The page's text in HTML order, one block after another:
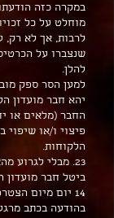
במקרה כזה
מוחלט על כל
לרבות, אך לא רק,
שנצברו על
להלן.
למען הסר ספק
יהא חבר מועדון
החבר (מלאים או
פיצוי ו/או שיפוי
הלקוחות.
ביטל חבר מועדון
14 יום מיום
בהודעה בכתב